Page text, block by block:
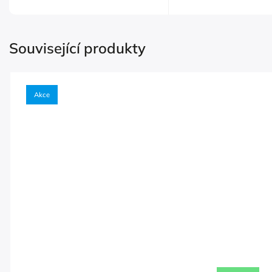
Související produkty
Akce